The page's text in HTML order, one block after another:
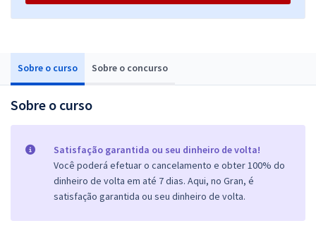
Sobre o curso Sobre o concurso
Sobre o curso
Satisfação garantida ou seu dinheiro de volta!
Você poderá efetuar o cancelamento e obter 100% do
dinheiro de volta em até 7 dias. Aqui, no Gran, é
satisfação garantida ou seu dinheiro de volta.